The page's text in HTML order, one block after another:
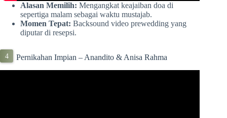
Alasan Memilih: Mengangkat keajaiban doa di
sepertiga malam sebagai waktu mustajab.
Momen Tepat: Backsound video prewedding yang
diputar di resepsi.
Pernikahan Impian – Anandito & Anisa Rahma